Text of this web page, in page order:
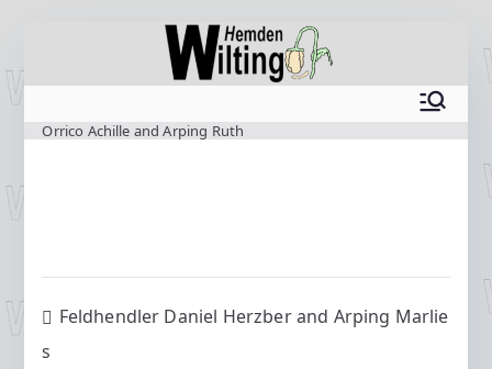
Inhalt
Orrico Achille and Arping Ruth
Beitragsnavigation
Feldhendler Daniel Herzber and Arping Marlie
s